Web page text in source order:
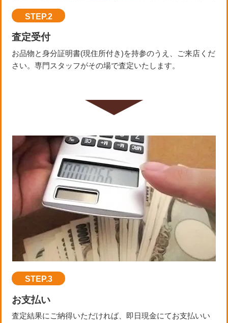
STEP.2
査定受付
お品物と身分証明書(現住所付き)を持参のうえ、ご来店くだ
さい。専門スタッフがその場で査定いたします。
STEP.3
お支払い
査定結果にご納得いただければ、即日現金にてお支払いい